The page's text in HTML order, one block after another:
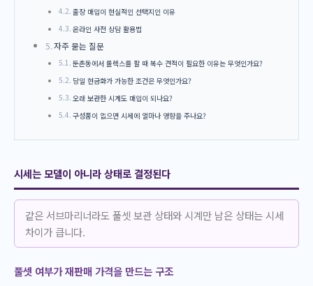
출장 매입이 현실적인 선택지인 이유
온라인 사전 상담 활용법
자주 묻는 질문
둔촌동에서 롤렉스를 팔 때 복수 견적이 필요한 이유는 무엇인가요?
당일 현금화가 가능한 조건은 무엇인가요?
오래 보관한 시계도 매입이 되나요?
구성품이 없으면 시세에 얼마나 영향을 주나요?
시세는 모델이 아니라 상태로 결정된다
같은 서브마리너라도 풀셋 보관 상태와 시계만 남은 상태는 시세
차이가 큽니다.
풀셋 여부가 재판매 가격을 만드는 구조